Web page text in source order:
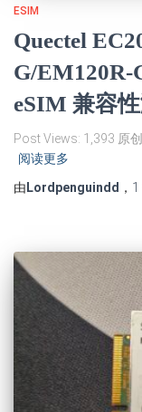
ESIM
Quectel
G/EM120R-
eSIM 兼容
Post Views: 1,393 原
阅读更多
由 Lordpenguindd ， 1